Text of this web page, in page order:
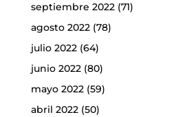
septiembre 2022(71)
agosto 2022(78)
julio 2022(64)
junio 2022(80)
mayo 2022(59)
abril 2022(50)